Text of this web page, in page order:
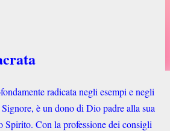
radicata negli esempi e negli
è un dono di Dio padre alla sua
Spirito. Con la professione dei consigli